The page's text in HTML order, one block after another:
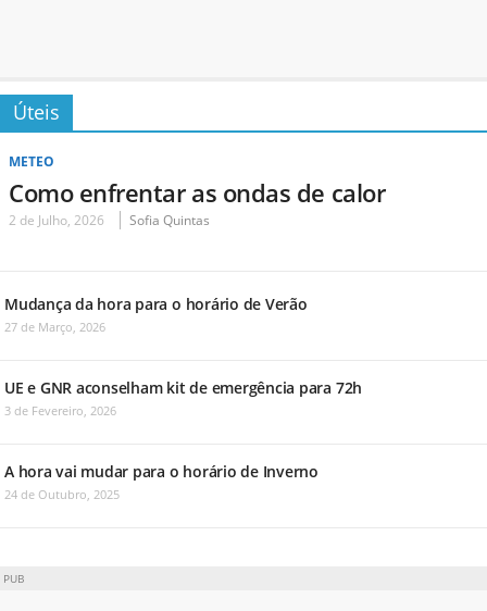
Úteis
METEO
Como enfrentar as ondas de calor
2 de Julho, 2026 Sofia Quintas
Mudança da hora para o horário de Verão
27 de Março, 2026
UE e GNR aconselham kit de emergência para 72h
3 de Fevereiro, 2026
A hora vai mudar para o horário de Inverno
24 de Outubro, 2025
PUB